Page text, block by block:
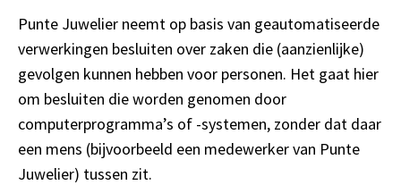
Punte Juwelier neemt op basis van geautomatiseerde
verwerkingen besluiten over zaken die (aanzienlijke)
gevolgen kunnen hebben voor personen. Het gaat hier
om besluiten die worden genomen door
computerprogramma’s of -systemen, zonder dat daar
een mens (bijvoorbeeld een medewerker van Punte
Juwelier) tussen zit.